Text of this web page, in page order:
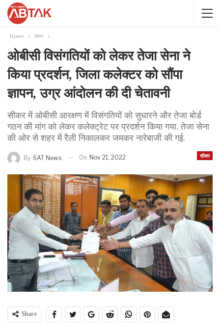
Home सीकर
ओबीसी विसंगतियों को लेकर तेजा सेना ने
किया प्रदर्शन, जिला कलेक्टर को सौंपा
ज्ञापन, उग्र आंदोलन की दी चेतावनी
सीकर में ओबीसी आरक्षण में विसंगतियों को सुधारने और तेजा बोर्ड
गठन की मांग को लेकर कलेक्ट्रेट पर प्रदर्शन किया गया. तेजा सेना
की ओर से शहर में रैली निकालकर जमकर नारेबाजी की गई.
सीकर
By SAT News On Nov 21, 2022
Share